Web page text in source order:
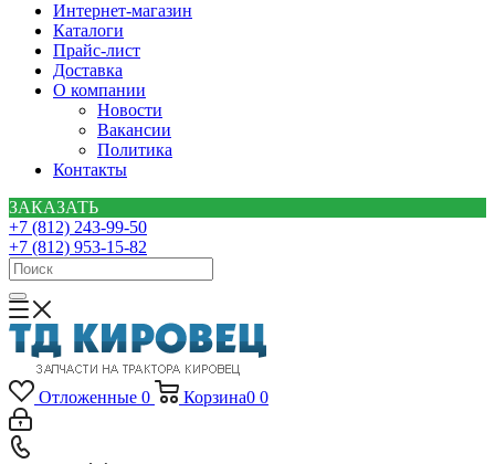
Интернет-магазин
Каталоги
Прайс-лист
Доставка
О компании
Новости
Вакансии
Политика
Контакты
ЗАКАЗАТЬ
+7 (812) 243-99-50
+7 (812) 953-15-82
Отложенные 0 Корзина0 0